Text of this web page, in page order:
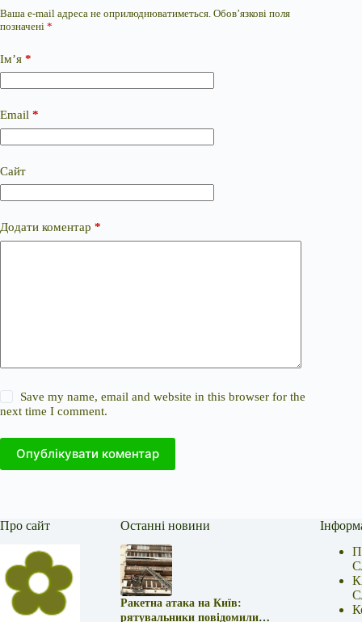
Ваша e-mail адреса не оприлюднюватиметься. Обов’язкові поля
позначені *
Ім’я *
Email *
Сайт
Додати коментар *
Save my name, email and website in this browser for the
next time I comment.
Опублікувати коментар
Про сайт Останні новини
Ракетна атака на Київ:
рятувальники повідомили